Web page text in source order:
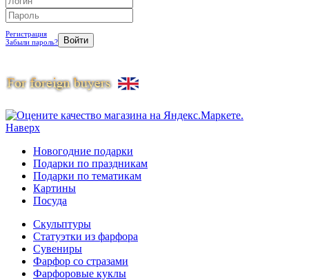
Регистрация
Забыли пароль?
Наверх
Новогодние подарки
Подарки по праздникам
Подарки по тематикам
Картины
Посуда
Скульптуры
Статуэтки из фарфора
Сувениры
Фарфор со стразами
Фарфоровые куклы